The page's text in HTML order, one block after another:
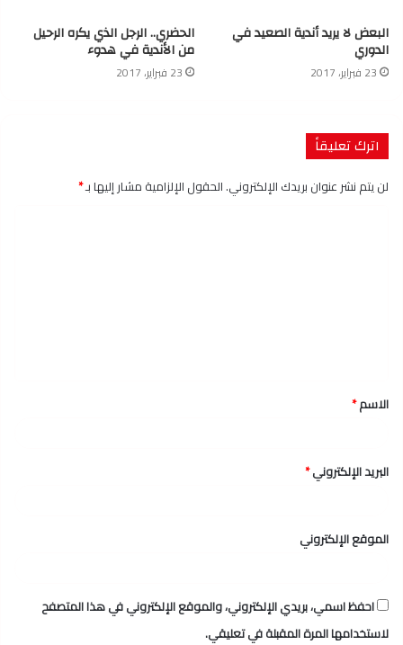
البعض لا يريد أندية الصعيد في
الدوري
23 فبراير، 2017
الحضري.. الرجل الذي يكره الرحيل
من الأندية في هدوء
23 فبراير، 2017
اترك تعليقاً
لن يتم نشر عنوان بريدك الإلكتروني.الحقول الإلزامية مشار إليها بـ*
*
الاسم*
البريد الإلكتروني*
الموقع الإلكتروني
احفظ اسمي، بريدي الإلكتروني، والموقع الإلكتروني في هذا المتصفح
لاستخدامها المرة المقبلة في تعليقي.